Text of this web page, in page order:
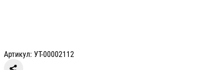
Артикул: УТ-00002112